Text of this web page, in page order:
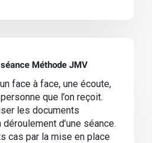
Méthode JMV
face à face, une écoute,
que l’on reçoit.
les documents
d’une séance.
cas par la mise en place